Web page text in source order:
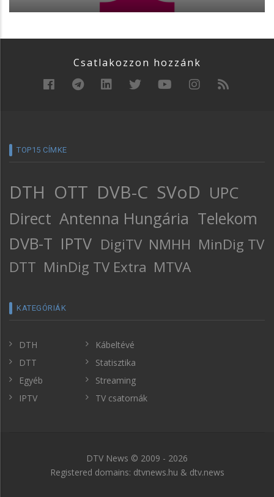
Csatlakozzon hozzánk
TOP15 CÍMKE
DTH OTT DVB-C SVoD UPC
Direct Antenna Hungária Telekom
DVB-T IPTV DigiTV NMHH MinDig TV
DTT MinDig TV Extra MTVA
KATEGÓRIÁK
DTH
DTT
Egyéb
IPTV
Kábeltévé
Statisztika
Streaming
TV csatornák
DTV News © 2009 - 2026
Registered domains: dtvnews.hu & dtv.news